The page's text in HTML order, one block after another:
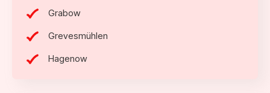
Grabow
Grevesmühlen
Hagenow